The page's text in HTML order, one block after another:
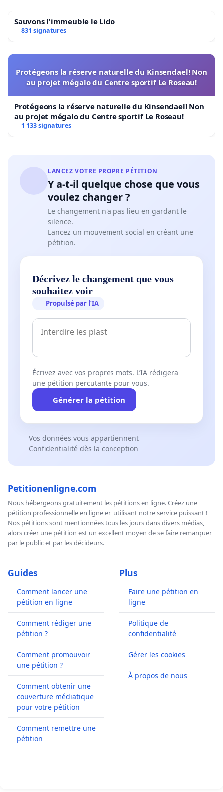
Sauvons l'immeuble le Lido
831 signatures
Protégeons la réserve naturelle du Kinsendael! Non
au projet mégalo du Centre sportif Le Roseau!
Protégeons la réserve naturelle du Kinsendael! Non
au projet mégalo du Centre sportif Le Roseau!
1 133 signatures
LANCEZ VOTRE PROPRE PÉTITION
Y a-t-il quelque chose que vous
voulez changer ?
Le changement n'a pas lieu en gardant le
silence.
Lancez un mouvement social en créant une
pétition.
Décrivez le changement que vous
souhaitez voir
Propulsé par l’IA
Écrivez avec vos propres mots. L’IA rédigera
une pétition percutante pour vous.
Générer la pétition
Vos données vous appartiennent
Confidentialité dès la conception
Petitionenligne.com
Nous hébergeons gratuitement les pétitions en ligne. Créez une
pétition professionnelle en ligne en utilisant notre service puissant !
Nos pétitions sont mentionnées tous les jours dans divers médias,
alors créer une pétition est un excellent moyen de se faire remarquer
par le public et par les décideurs.
Guides
Comment lancer une
pétition en ligne
Comment rédiger une
pétition ?
Comment promouvoir
une pétition ?
Comment obtenir une
couverture médiatique
pour votre pétition
Comment remettre une
pétition
Plus
Faire une pétition en
ligne
Politique de
confidentialité
Gérer les cookies
À propos de nous